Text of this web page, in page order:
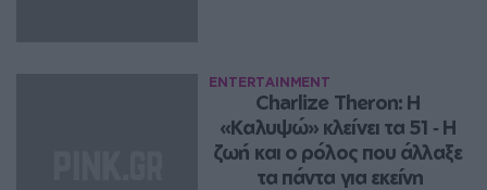
ENTERTAINMENT
Charlize Theron: Η
«Καλυψώ» κλείνει τα 51 ‑ H
ζωή και ο ρόλος που άλλαξε
τα πάντα για εκείνη